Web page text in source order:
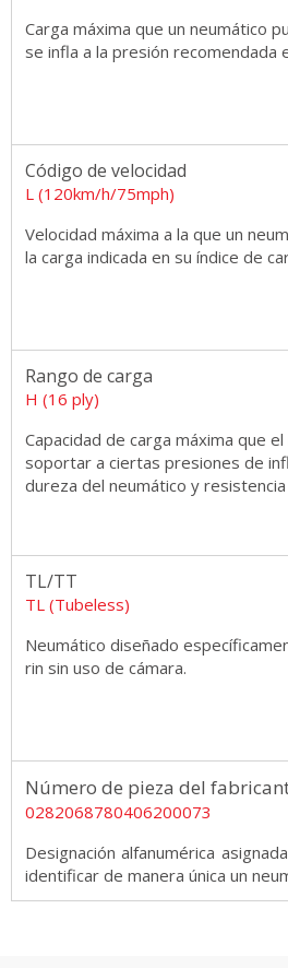
Carga máxima que un neumático
se infla a la presión recomendada
Código de velocidad
L (120km/h/75mph)
Velocidad máxima a la que un
la carga indicada en su índice de
Rango de carga
H (16 ply)
Capacidad de carga máxima que
soportar a ciertas presiones de
dureza del neumático y
TL/TT
TL (Tubeless)
Neumático diseñado
rin sin uso de cámara.
Número de pieza del
0282068780406200073
Designación alfanumérica
identificar de manera única un